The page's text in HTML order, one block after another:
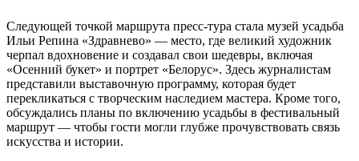
Следующей точкой маршрута пресс-тура стала музей усадьба
Ильи Репина «Здравнево» — место, где великий художник
черпал вдохновение и создавал свои шедевры, включая
«Осенний букет» и портрет «Белорус». Здесь журналистам
представили выставочную программу, которая будет
перекликаться с творческим наследием мастера. Кроме того,
обсуждались планы по включению усадьбы в фестивальный
маршрут — чтобы гости могли глубже прочувствовать связь
искусства и истории.